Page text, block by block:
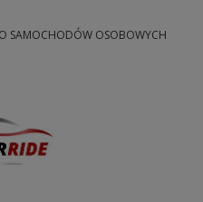
SAMOCHODÓW OSOBOWYCH